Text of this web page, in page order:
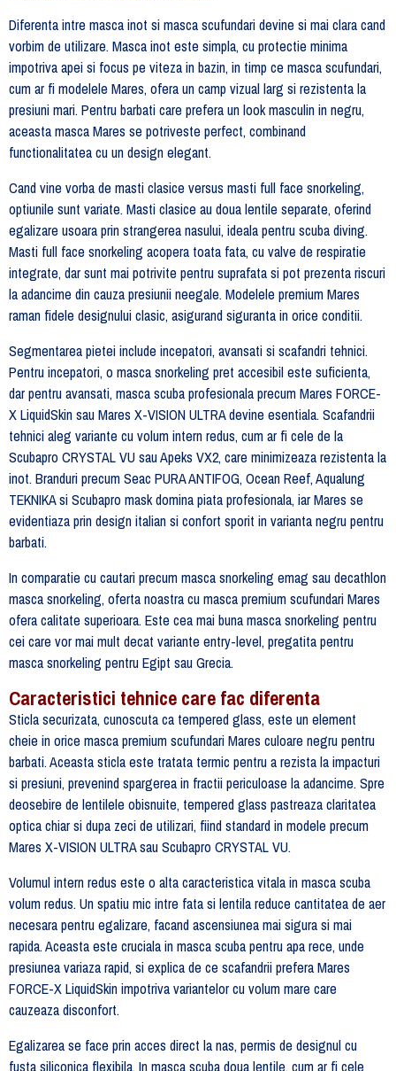
Diferenta intre masca inot si masca scufundari devine si mai clara cand
vorbim de utilizare. Masca inot este simpla, cu protectie minima
impotriva apei si focus pe viteza in bazin, in timp ce masca scufundari,
cum ar fi modelele Mares, ofera un camp vizual larg si rezistenta la
presiuni mari. Pentru barbati care prefera un look masculin in negru,
aceasta masca Mares se potriveste perfect, combinand
functionalitatea cu un design elegant.
Cand vine vorba de masti clasice versus masti full face snorkeling,
optiunile sunt variate. Masti clasice au doua lentile separate, oferind
egalizare usoara prin strangerea nasului, ideala pentru scuba diving.
Masti full face snorkeling acopera toata fata, cu valve de respiratie
integrate, dar sunt mai potrivite pentru suprafata si pot prezenta riscuri
la adancime din cauza presiunii neegale. Modelele premium Mares
raman fidele designului clasic, asigurand siguranta in orice conditii.
Segmentarea pietei include incepatori, avansati si scafandri tehnici.
Pentru incepatori, o masca snorkeling pret accesibil este suficienta,
dar pentru avansati, masca scuba profesionala precum Mares FORCE-
X LiquidSkin sau Mares X-VISION ULTRA devine esentiala. Scafandrii
tehnici aleg variante cu volum intern redus, cum ar fi cele de la
Scubapro CRYSTAL VU sau Apeks VX2, care minimizeaza rezistenta la
inot. Branduri precum Seac PURA ANTIFOG, Ocean Reef, Aqualung
TEKNIKA si Scubapro mask domina piata profesionala, iar Mares se
evidentiaza prin design italian si confort sporit in varianta negru pentru
barbati.
In comparatie cu cautari precum masca snorkeling emag sau decathlon
masca snorkeling, oferta noastra cu masca premium scufundari Mares
ofera calitate superioara. Este cea mai buna masca snorkeling pentru
cei care vor mai mult decat variante entry-level, pregatita pentru
masca snorkeling pentru Egipt sau Grecia.
Caracteristici tehnice care fac diferenta
Sticla securizata, cunoscuta ca tempered glass, este un element
cheie in orice masca premium scufundari Mares culoare negru pentru
barbati. Aceasta sticla este tratata termic pentru a rezista la impacturi
si presiuni, prevenind spargerea in fractii periculoase la adancime. Spre
deosebire de lentilele obisnuite, tempered glass pastreaza claritatea
optica chiar si dupa zeci de utilizari, fiind standard in modele precum
Mares X-VISION ULTRA sau Scubapro CRYSTAL VU.
Volumul intern redus este o alta caracteristica vitala in masca scuba
volum redus. Un spatiu mic intre fata si lentila reduce cantitatea de aer
necesara pentru egalizare, facand ascensiunea mai sigura si mai
rapida. Aceasta este cruciala in masca scuba pentru apa rece, unde
presiunea variaza rapid, si explica de ce scafandrii prefera Mares
FORCE-X LiquidSkin impotriva variantelor cu volum mare care
cauzeaza disconfort.
Egalizarea se face prin acces direct la nas, permis de designul cu
fusta siliconica flexibila. In masca scuba doua lentile, cum ar fi cele